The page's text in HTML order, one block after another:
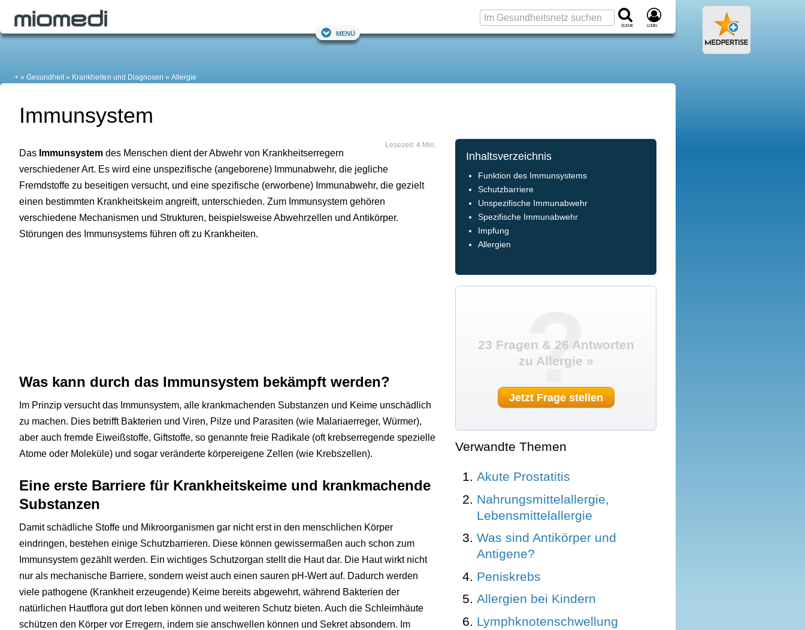
Suche Login
Menü
+ Gesundheit Krankheiten und Diagnosen Allergie
Immunsystem
Lesezeit: 4 Min.
Das Immunsystem des Menschen dient der Abwehr von Krankheitserregern
verschiedener Art. Es wird eine unspezifische (angeborene) Immunabwehr, die jegliche
Fremdstoffe zu beseitigen versucht, und eine spezifische (erworbene) Immunabwehr, die gezielt
einen bestimmten Krankheitskeim angreift, unterschieden. Zum Immunsystem gehören
verschiedene Mechanismen und Strukturen, beispielsweise Abwehrzellen und Antikörper.
Störungen des Immunsystems führen oft zu Krankheiten.
Was kann durch das Immunsystem bekämpft werden?
Im Prinzip versucht das Immunsystem, alle krankmachenden Substanzen und Keime unschädlich
zu machen. Dies betrifft Bakterien und Viren, Pilze und Parasiten (wie Malariaerreger, Würmer),
aber auch fremde Eiweißstoffe, Giftstoffe, so genannte freie Radikale (oft krebserregende spezielle
Atome oder Moleküle) und sogar veränderte körpereigene Zellen (wie Krebszellen).
Eine erste Barriere für Krankheitskeime und krankmachende
Substanzen
Damit schädliche Stoffe und Mikroorganismen gar nicht erst in den menschlichen Körper
eindringen, bestehen einige Schutzbarrieren. Diese können gewissermaßen auch schon zum
Immunsystem gezählt werden. Ein wichtiges Schutzorgan stellt die Haut dar. Die Haut wirkt nicht
nur als mechanische Barriere, sondern weist auch einen sauren pH-Wert auf. Dadurch werden
viele pathogene (Krankheit erzeugende) Keime bereits abgewehrt, während Bakterien der
natürlichen Hautflora gut dort leben können und weiteren Schutz bieten. Auch die Schleimhäute
schützen den Körper vor Erregern, indem sie anschwellen können und Sekret absondern. Im
Inhaltsverzeichnis
Funktion des Immunsystems
Schutzbarriere
Unspezifische Immunabwehr
Spezifische Immunabwehr
Impfung
Allergien
?
23 Fragen & 26 Antworten
zu Allergie »
Jetzt Frage stellen
Verwandte Themen
Akute Prostatitis
Nahrungsmittelallergie,
Lebensmittelallergie
Was sind Antikörper und
Antigene?
Peniskrebs
Allergien bei Kindern
Lymphknotenschwellung